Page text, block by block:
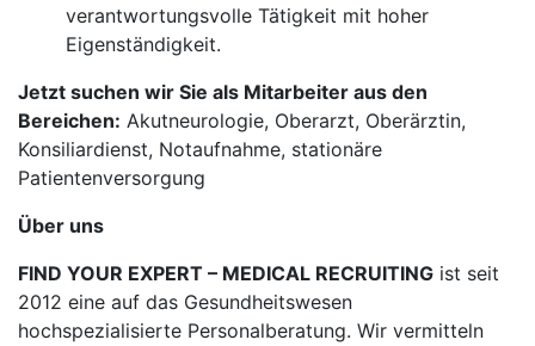
verantwortungsvolle Tätigkeit mit hoher
Eigenständigkeit.
Jetzt suchen wir Sie als Mitarbeiter aus den
Bereichen: Akutneurologie, Oberarzt, Oberärztin,
Konsiliardienst, Notaufnahme, stationäre
Patientenversorgung
Über uns
FIND YOUR EXPERT – MEDICAL RECRUITING ist seit
2012 eine auf das Gesundheitswesen
hochspezialisierte Personalberatung. Wir vermitteln